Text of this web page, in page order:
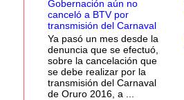
Gobernación aún no
canceló a BTV por
transmisión del Carnaval
Ya pasó un mes desde la
denuncia que se efectuó,
sobre la cancelación que
se debe realizar por la
transmisión del Carnaval
de Oruro 2016, a ...